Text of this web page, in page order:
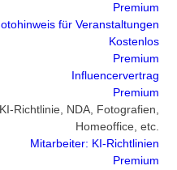
Premium
für Veranstaltungen
Kostenlos
Premium
Influencervertrag
Premium
Richtlinie, NDA, Fotografien,
Homeoffice, etc.
Mitarbeiter: KI-Richtlinien
Premium